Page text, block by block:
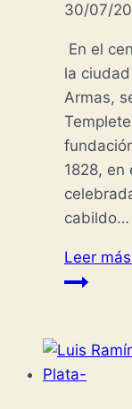
30/07/
En el
la
Armas,
1828, en
cabildo…
Leer más